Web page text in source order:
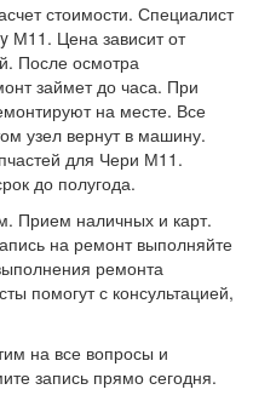
стоимости. Специалист
М11. Цена зависит от
После осмотра
займет до часа. При
на месте. Все
узел вернут в машину.
для Чери М11.
до полугода.
Прием наличных и карт.
на ремонт выполняйте
ремонта
помогут с консультацией,
на все вопросы и
запись прямо сегодня.